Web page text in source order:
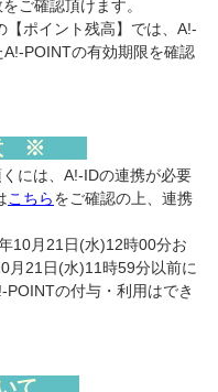
ご確認頂けます。
【ポイント残高】では、A!-
POINTの有効期限を確認
※
には、A!-IDの連携が必要
こちらをご確認の上、連携
10月21日(水)12時00分お
月21日(水)11時59分以前に
の付与・利用はでき
て